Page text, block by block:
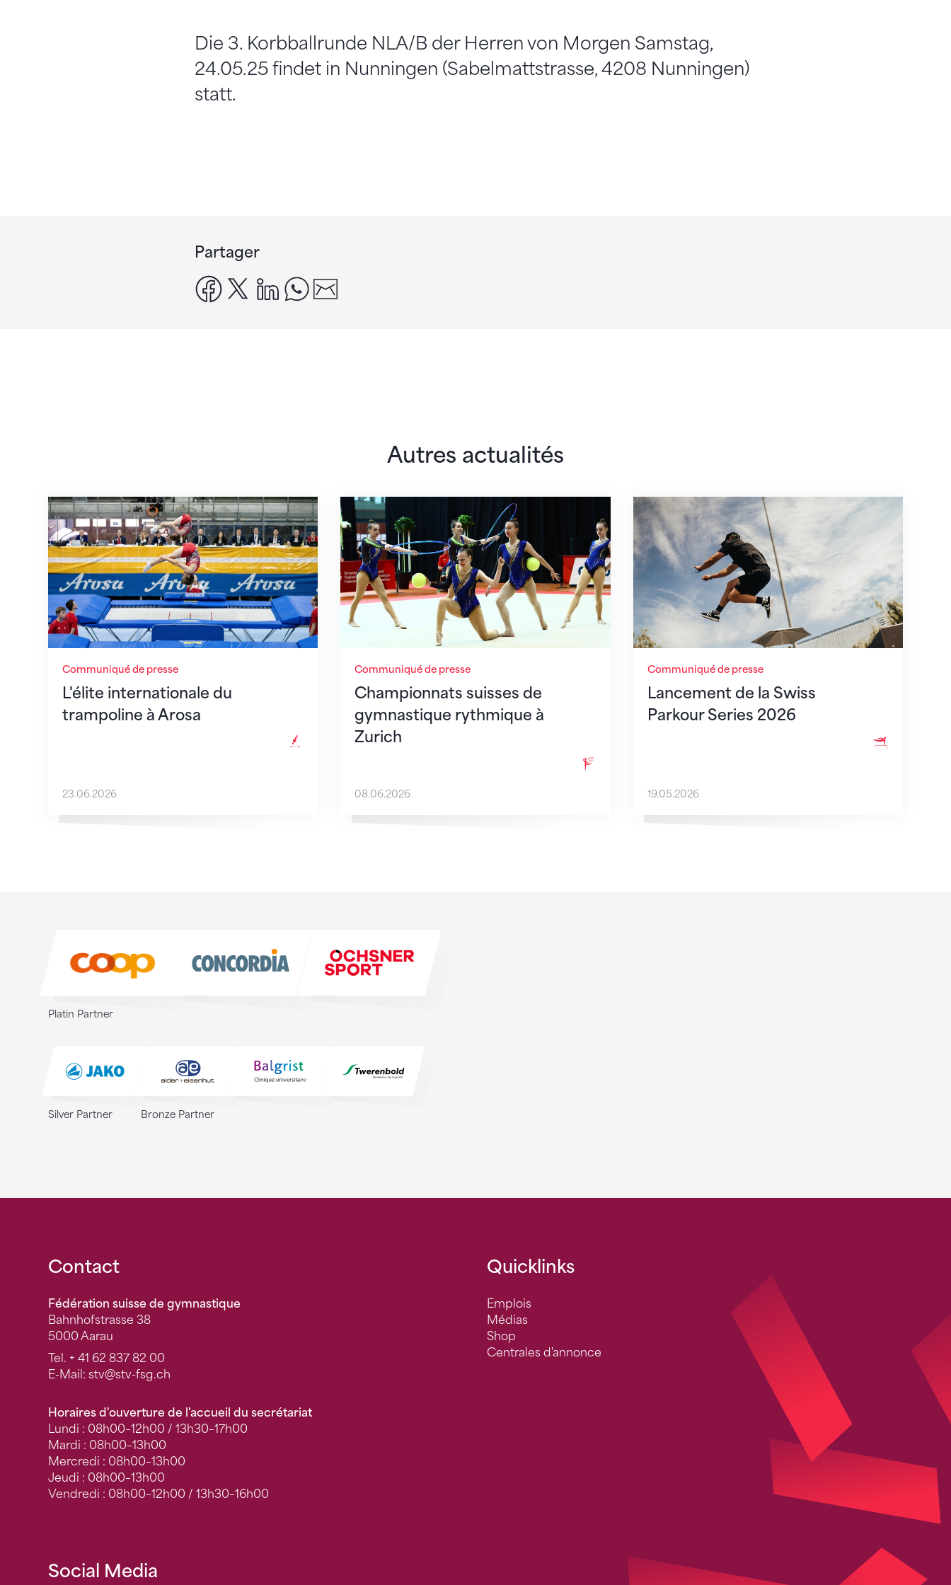
Die 3. Korbballrunde NLA/B der Herren von Morgen Samstag,
24.05.25 findet in Nunningen (Sabelmattstrasse, 4208 Nunningen)
statt.
Partager
facebook
x linkedinwhatsapp
Autres actualités
Communiqué de presse
L'élite internationale du
trampoline à Arosa
L'élite internationale du trampoline à Arosa
23.06.2026
Communiqué de presse
Championnats suisses de
gymnastique rythmique à
Zurich
Championnats suisses de gymnastique rythmique à Zurich
08.06.2026
Communiqué de presse
Lancement de la Swiss
Parkour Series 2026
Lancement de la Swiss Parkour Series 2026
19.05.2026
Platin Partner
Silver Partner Bronze Partner
Fusszeile
Contact
Fédération suisse de gymnastique
Bahnhofstrasse 38
5000 Aarau
Tel. + 41 62 837 82 00
E-Mail: stv@stv-fsg.ch
Horaires d'ouverture de l'accueil du secrétariat
Lundi : 08h00–12h00 / 13h30–17h00
Mardi : 08h00–13h00
Mercredi : 08h00–13h00
Jeudi : 08h00–13h00
Vendredi : 08h00–12h00 / 13h30–16h00
Quicklinks
Emplois
Médias
Shop
Centrales d'annonce
Social Media